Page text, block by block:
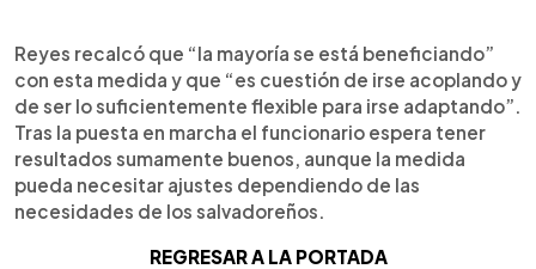
Reyes recalcó que “la mayoría se está beneficiando”
con esta medida y que “es cuestión de irse acoplando y
de ser lo suficientemente flexible para irse adaptando”.
Tras la puesta en marcha el funcionario espera tener
resultados sumamente buenos, aunque la medida
pueda necesitar ajustes dependiendo de las
necesidades de los salvadoreños.
REGRESAR A LA PORTADA